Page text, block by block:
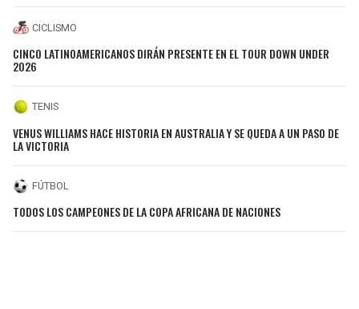
CICLISMO
CINCO LATINOAMERICANOS DIRÁN PRESENTE EN EL TOUR DOWN UNDER
2026
TENIS
VENUS WILLIAMS HACE HISTORIA EN AUSTRALIA Y SE QUEDA A UN PASO DE
LA VICTORIA
FÚTBOL
TODOS LOS CAMPEONES DE LA COPA AFRICANA DE NACIONES